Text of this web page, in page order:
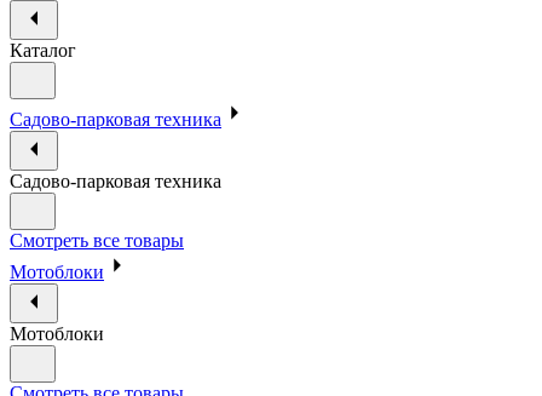
Каталог
Садово-парковая техника
Садово-парковая техника
Смотреть все товары
Мотоблоки
Мотоблоки